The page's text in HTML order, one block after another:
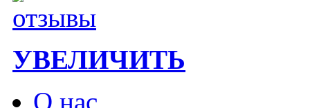
УВЕЛИЧИТЬ
О нас